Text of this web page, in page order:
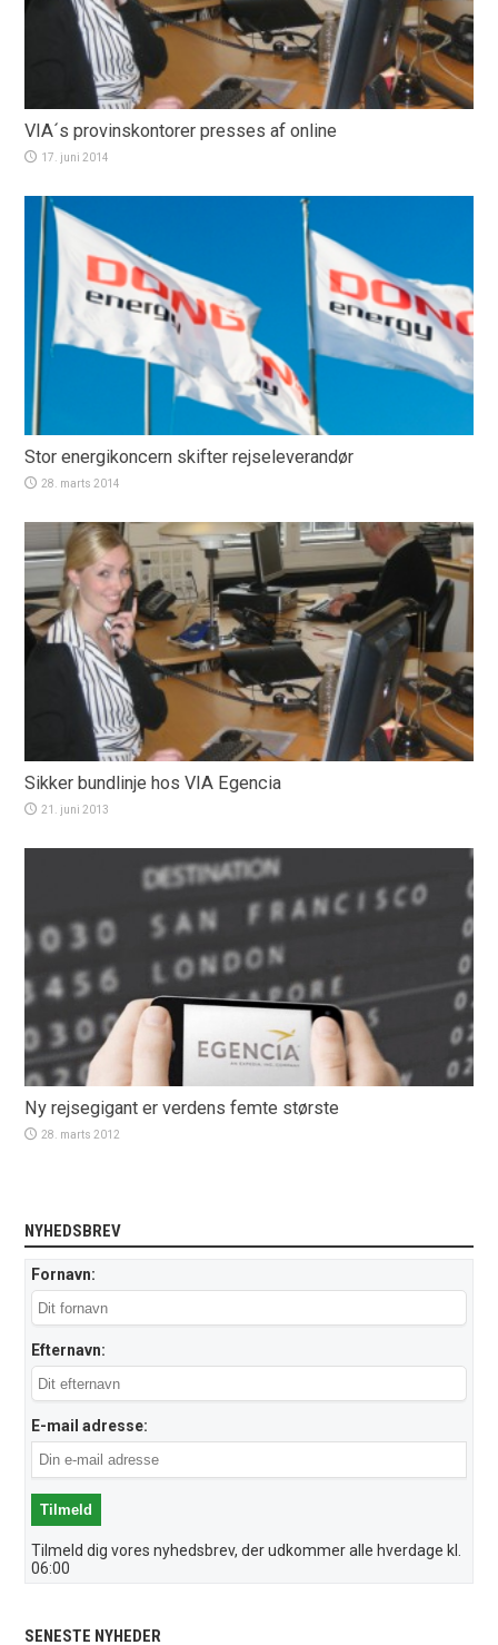
VIA´s provinskontorer presses af online
17. juni 2014
Stor energikoncern skifter rejseleverandør
28. marts 2014
Sikker bundlinje hos VIA Egencia
21. juni 2013
Ny rejsegigant er verdens femte største
28. marts 2012
NYHEDSBREV
Fornavn:
Efternavn:
E-mail adresse:
Tilmeld dig vores nyhedsbrev, der udkommer alle hverdage kl.
06:00
SENESTE NYHEDER